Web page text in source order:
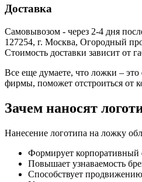
Доставка
Самовывозом - через 2-4 дня
127254, г. Москва, Огородный
Стоимость доставки зависит от
Все еще думаете, что ложки –
фирмы, поможет отстроиться от
Зачем наносят
Нанесение логотипа на ложку
Формирует корпоративный
Повышает узнаваемость
Способствует